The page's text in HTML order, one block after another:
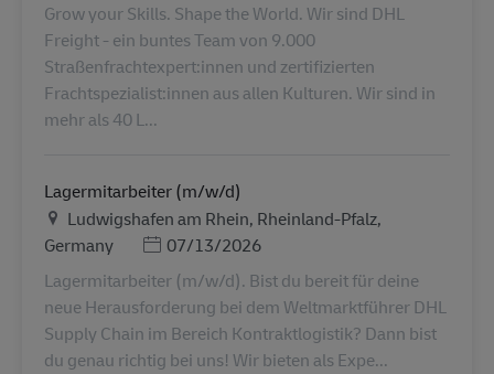
Grow your Skills. Shape the World. Wir sind DHL
Freight - ein buntes Team von 9.000
Straßenfrachtexpert:innen und zertifizierten
Frachtspezialist:innen aus allen Kulturen. Wir sind in
mehr als 40 L...
Lagermitarbeiter (m/w/d)
Ubicación
Ludwigshafen am Rhein, Rheinland-Pfalz,
Germany
Posted Date
07/13/2026
Lagermitarbeiter (m/w/d). Bist du bereit für deine
neue Herausforderung bei dem Weltmarktführer DHL
Supply Chain im Bereich Kontraktlogistik? Dann bist
du genau richtig bei uns! Wir bieten als Expe...